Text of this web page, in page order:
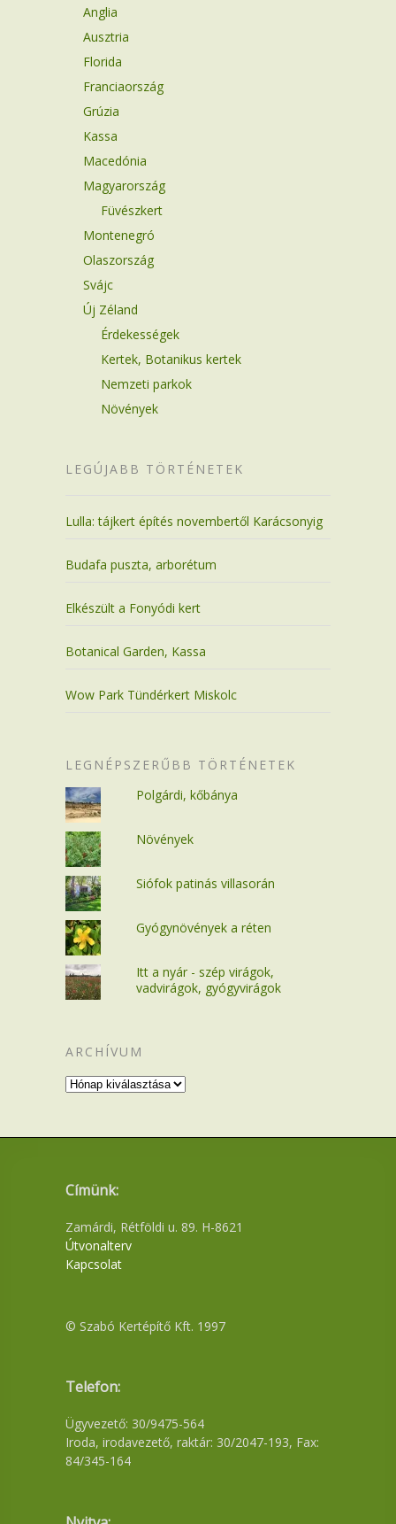
Anglia
Ausztria
Florida
Franciaország
Grúzia
Kassa
Macedónia
Magyarország
Füvészkert
Montenegró
Olaszország
Svájc
Új Zéland
Érdekességek
Kertek, Botanikus kertek
Nemzeti parkok
Növények
LEGÚJABB TÖRTÉNETEK
Lulla: tájkert építés novembertől Karácsonyig
Budafa puszta, arborétum
Elkészült a Fonyódi kert
Botanical Garden, Kassa
Wow Park Tündérkert Miskolc
LEGNÉPSZERŰBB TÖRTÉNETEK
Polgárdi, kőbánya
Növények
Siófok patinás villasorán
Gyógynövények a réten
Itt a nyár - szép virágok,
vadvirágok, gyógyvirágok
ARCHÍVUM
Archívum
Címünk:
Zamárdi, Rétföldi u. 89. H-8621
Útvonalterv
Kapcsolat
© Szabó Kertépítő Kft. 1997
Telefon:
Ügyvezető: 30/9475-564
Iroda, irodavezető, raktár: 30/2047-193, Fax:
84/345-164